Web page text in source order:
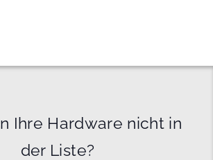
Ihre Hardware nicht in
der Liste?